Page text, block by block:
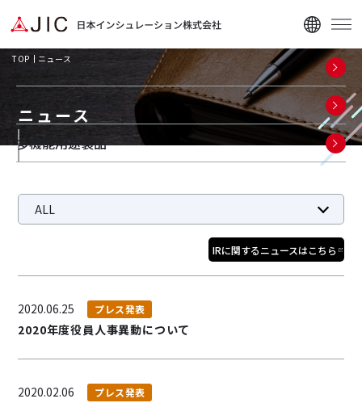
建築分野製品
プラント分野製品
多機能用途製品
ニュース
TOP ニュース
ニュース
ALL
お知らせ
プレス発表
展示会報告
更新情報
訃報
IRに関するニュースはこちら
2020.06.25 プレス発表
2020年度役員人事異動について
2020.02.06 プレス発表